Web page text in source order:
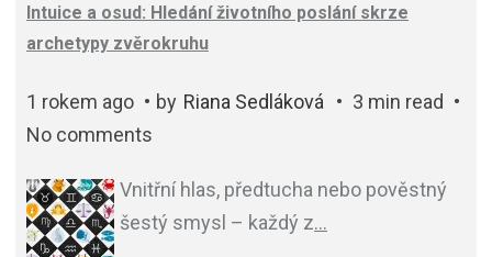
Intuice a osud: Hledání životního poslání skrze
archetypy zvěrokruhu
1 rokem ago by Riana Sedláková
3 min read
No comments
Vnitřní hlas, předtucha nebo pověstný
šestý smysl – každý z…